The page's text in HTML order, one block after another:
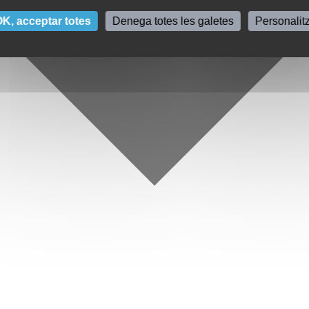
acceptar totes Denega totes les galetes